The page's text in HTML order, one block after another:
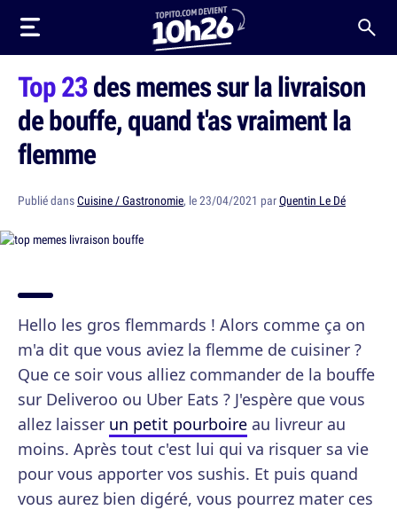
Top 23des memes sur la livraison
de bouffe, quand t'as vraiment la
flemme
Publié dansCuisine / Gastronomie, le 23/04/2021 parQuentin Le Dé
Hello les gros flemmards ! Alors comme ça on
m'a dit que vous aviez la flemme de cuisiner ?
Que ce soir vous alliez commander de la bouffe
sur Deliveroo ou Uber Eats ? J'espère que vous
allez laisser un petit pourboire au livreur au
moins. Après tout c'est lui qui va risquer sa vie
pour vous apporter vos sushis. Et puis quand
vous aurez bien digéré, vous pourrez mater ces